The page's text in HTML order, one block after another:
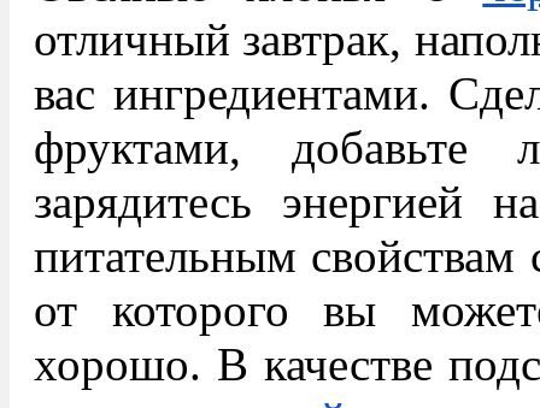
отличный завтрак,
вас ингредиентами.
фруктами,
зарядитесь энергией
питательным свойствам
от которого вы
хорошо. В качестве